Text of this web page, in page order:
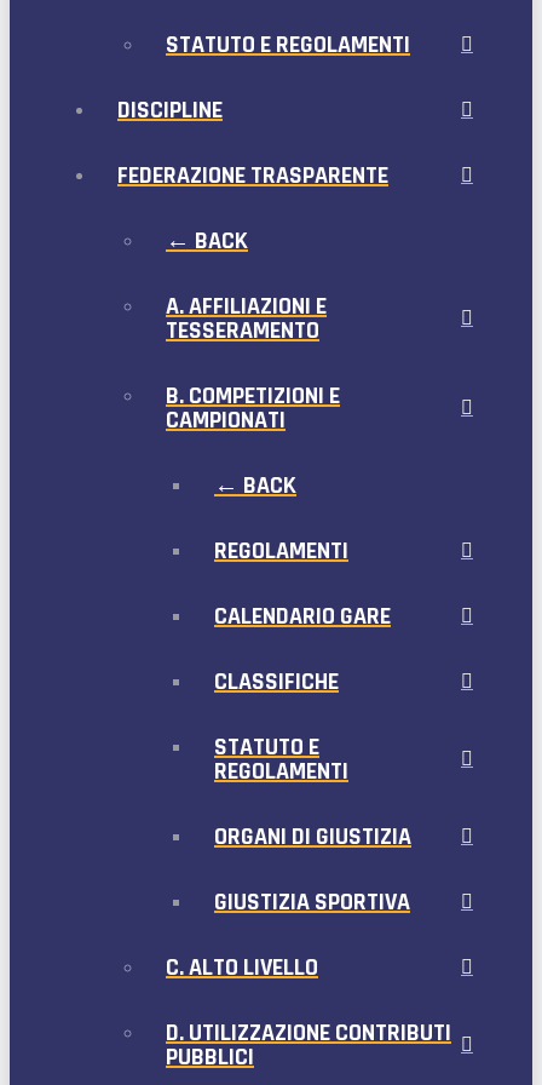
STATUTO E REGOLAMENTI
DISCIPLINE
FEDERAZIONE TRASPARENTE
← BACK
A. AFFILIAZIONI E
TESSERAMENTO
B. COMPETIZIONI E
CAMPIONATI
← BACK
REGOLAMENTI
CALENDARIO GARE
CLASSIFICHE
STATUTO E
REGOLAMENTI
ORGANI DI GIUSTIZIA
GIUSTIZIA SPORTIVA
C. ALTO LIVELLO
D. UTILIZZAZIONE CONTRIBUTI
PUBBLICI